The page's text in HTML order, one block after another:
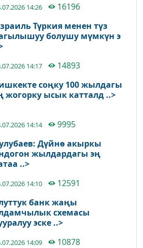
14:26
16196
Түркия менен түз
болушу мүмкүн э
14:17
14893
соңку 100 жылдагы
жогорку ысык катталд ..>
14:14
9995
Дүйнө акыркы
жылдардагы эң
..>
14:10
12591
банк жаңы
схемасы
эске ..>
14:09
10878